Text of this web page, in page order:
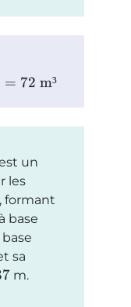
= 72 m³
un
les
formant
base
sa
m.